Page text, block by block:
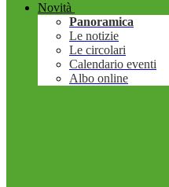
Novità
Panoramica
Le notizie
Le circolari
Calendario eventi
Albo online